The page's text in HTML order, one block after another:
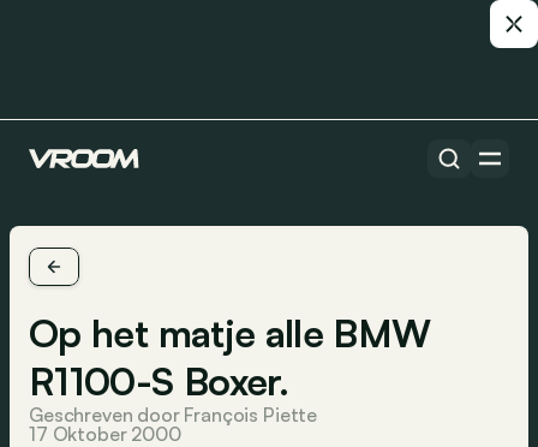
Op het matje alle BMW
R1100-S Boxer.
Geschreven door François Piette
17 Oktober 2000